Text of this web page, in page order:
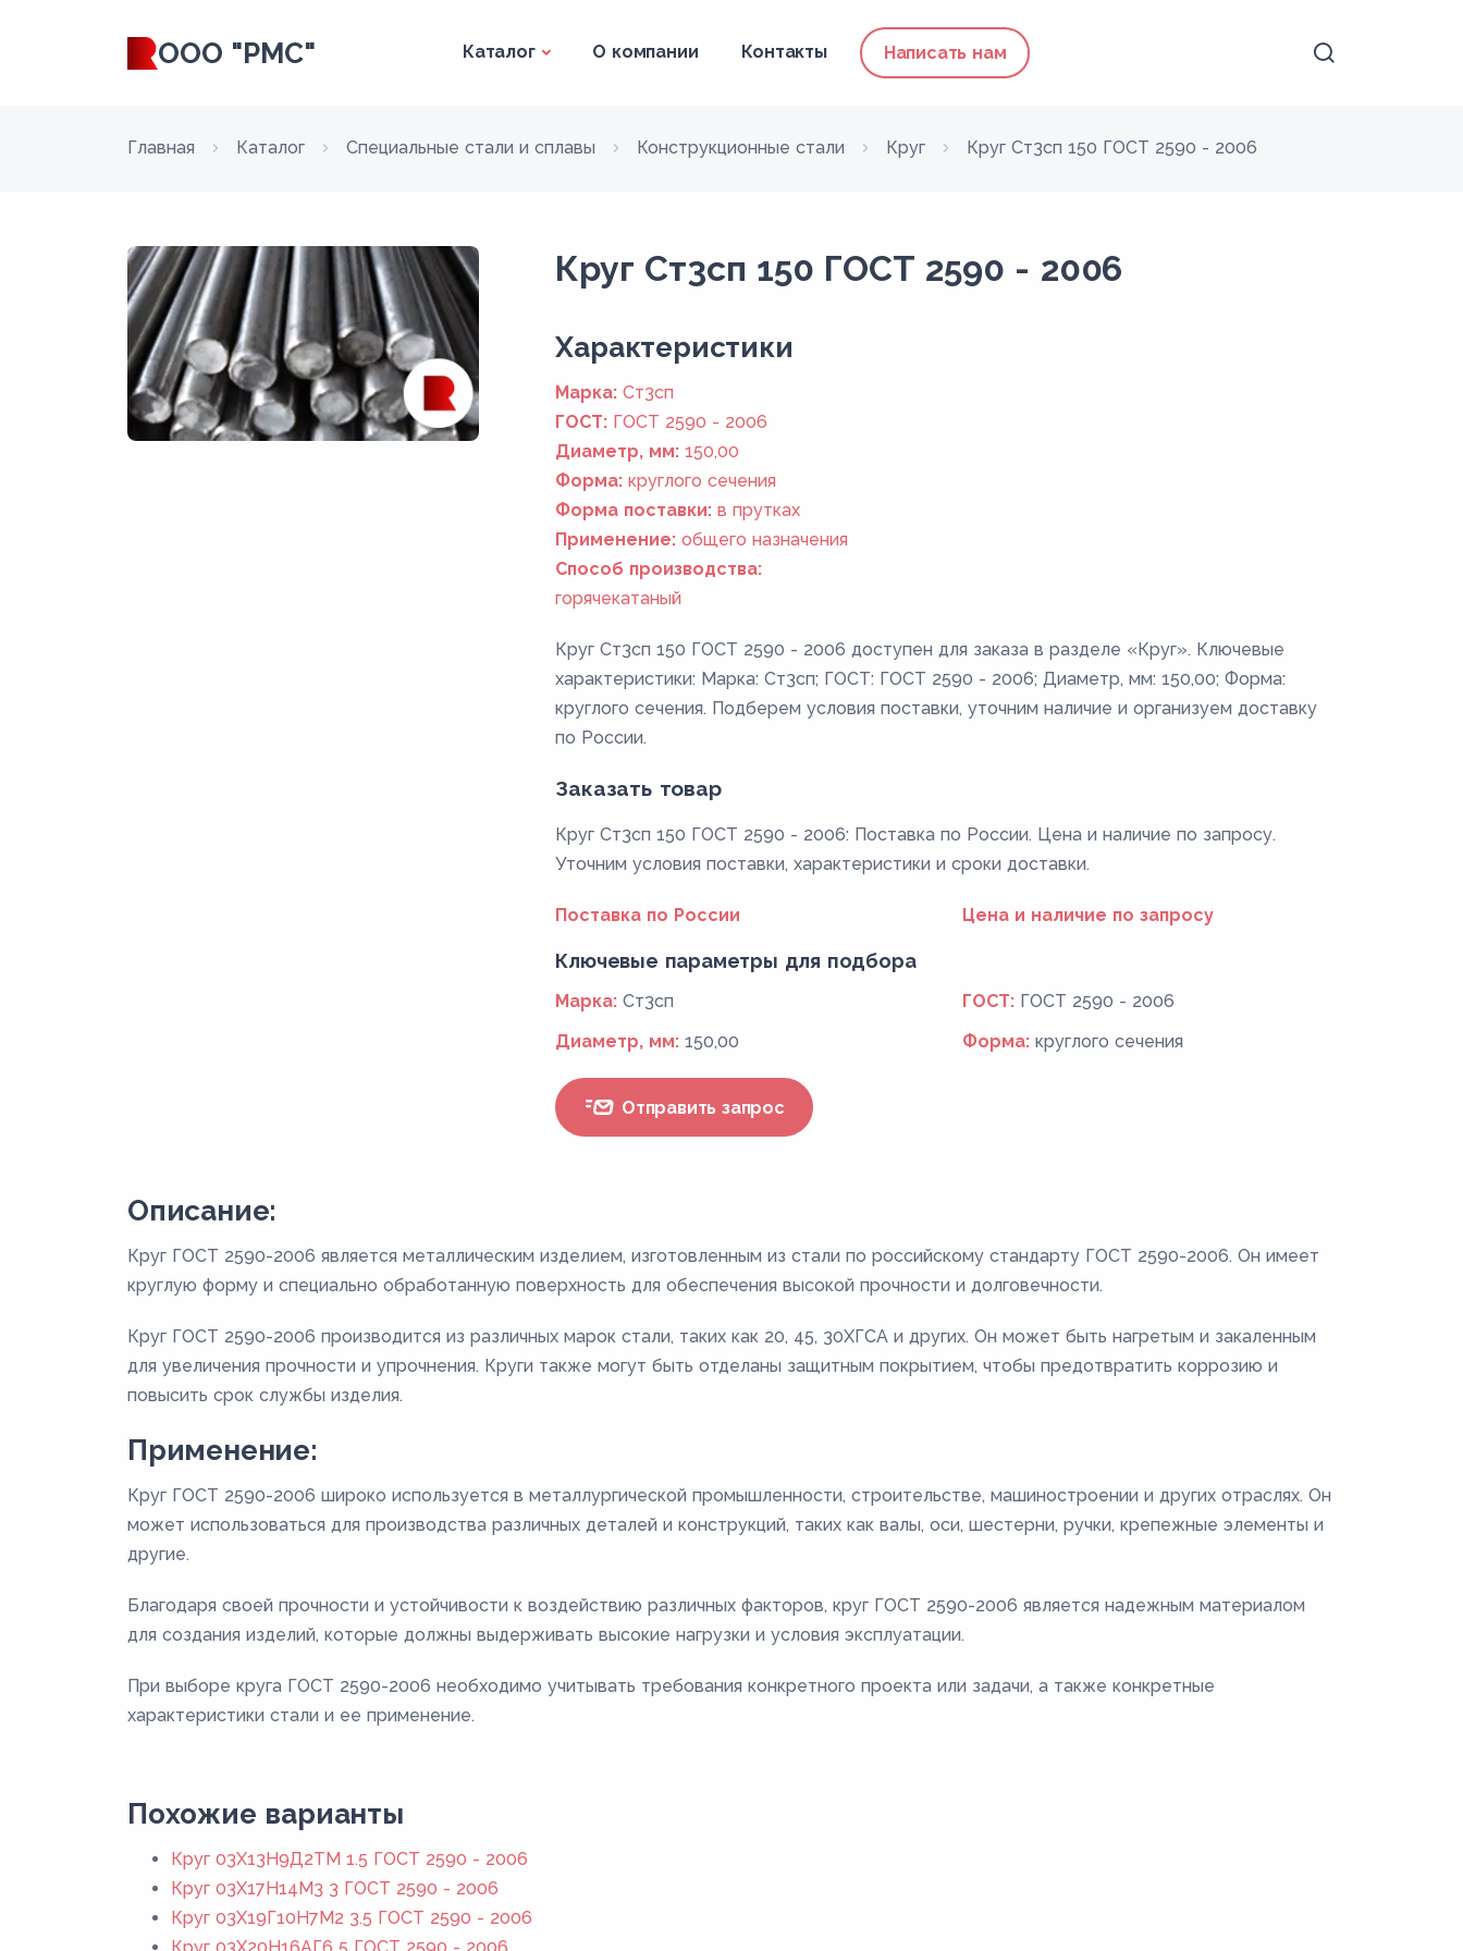
ООО "РМС" Каталог О компании Контакты Написать нам
Главная Каталог Специальные стали и сплавы Конструкционные стали Круг Круг Ст3сп 150 ГОСТ 2590 - 2006
Круг Ст3сп 150 ГОСТ 2590 - 2006
Xарактеристики
Марка: Ст3сп
ГОСТ: ГОСТ 2590 - 2006
Диаметр, мм: 150,00
Форма: круглого сечения
Форма поставки: в прутках
Применение: общего назначения
Способ производства:
горячекатаный
Круг Ст3сп 150 ГОСТ 2590 - 2006 доступен для заказа в разделе «Круг». Ключевые
характеристики: Марка: Ст3сп; ГОСТ: ГОСТ 2590 - 2006; Диаметр, мм: 150,00; Форма:
круглого сечения. Подберем условия поставки, уточним наличие и организуем доставку
по России.
Заказать товар
Круг Ст3сп 150 ГОСТ 2590 - 2006: Поставка по России. Цена и наличие по запросу.
Уточним условия поставки, характеристики и сроки доставки.
Поставка по России Цена и наличие по запросу
Ключевые параметры для подбора
Марка: Ст3сп ГОСТ: ГОСТ 2590 - 2006
Диаметр, мм: 150,00 Форма: круглого сечения
Отправить запрос
Описание:
Круг ГОСТ 2590-2006 является металлическим изделием, изготовленным из стали по российскому стандарту ГОСТ 2590-2006. Он имеет
круглую форму и специально обработанную поверхность для обеспечения высокой прочности и долговечности.
Круг ГОСТ 2590-2006 производится из различных марок стали, таких как 20, 45, 30ХГСА и других. Он может быть нагретым и закаленным
для увеличения прочности и упрочнения. Круги также могут быть отделаны защитным покрытием, чтобы предотвратить коррозию и
повысить срок службы изделия.
Применение:
Круг ГОСТ 2590-2006 широко используется в металлургической промышленности, строительстве, машиностроении и других отраслях. Он
может использоваться для производства различных деталей и конструкций, таких как валы, оси, шестерни, ручки, крепежные элементы и
другие.
Благодаря своей прочности и устойчивости к воздействию различных факторов, круг ГОСТ 2590-2006 является надежным материалом
для создания изделий, которые должны выдерживать высокие нагрузки и условия эксплуатации.
При выборе круга ГОСТ 2590-2006 необходимо учитывать требования конкретного проекта или задачи, а также конкретные
характеристики стали и ее применение.
Похожие варианты
Круг 03Х13Н9Д2ТМ 1.5 ГОСТ 2590 - 2006
Круг 03Х17Н14М3 3 ГОСТ 2590 - 2006
Круг 03Х19Г10Н7М2 3.5 ГОСТ 2590 - 2006